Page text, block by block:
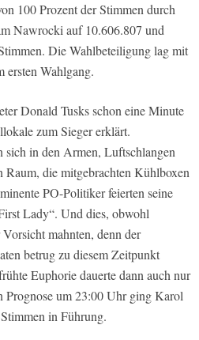
100 Prozent der Stimmen durch
Nawrocki auf 10.606.807 und
Die Wahlbeteiligung lag mit
ersten Wahlgang.
Donald Tusks schon eine Minute
zum Sieger erklärt.
sich in den Armen, Luftschlangen
die mitgebrachten Kühlboxen
PO-Politiker feierten seine
Lady“. Und dies, obwohl
mahnten, denn der
betrug zu diesem Zeitpunkt
Euphorie dauerte dann auch nur
Prognose um 23:00 Uhr ging Karol
in Führung.